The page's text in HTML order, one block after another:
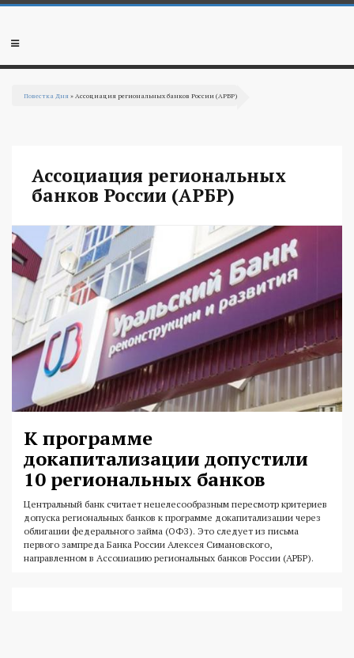
Перейти к основному содержанию
Мобильное
Повестка Дня » Ассоциация региональных банков России (АРБР)
Ассоциация региональных
банков России (АРБР)
К программе
докапитализации допустили
10 региональных банков
Центральный банк считает нецелесообразным пересмотр критериев
допуска региональных банков к программе докапитализации через
облигации федерального займа (ОФЗ). Это следует из письма
первого зампреда Банка России Алексея Симановского,
направленном в Ассоциацию региональных банков России (АРБР).